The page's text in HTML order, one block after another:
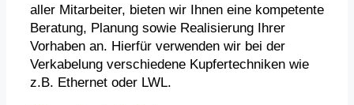
aller Mitarbeiter, bieten wir Ihnen eine kompetente
Beratung, Planung sowie Realisierung Ihrer
Vorhaben an. Hierfür verwenden wir bei der
Verkabelung verschiedene Kupfertechniken wie
z.B. Ethernet oder LWL.